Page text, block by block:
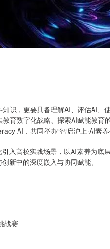
知识，更要具备理解AI、评估AI
育数字化战略、探索AI赋能教
AI，共同举办“智启沪上·AI素养
引入高校实践场景，以AI素养为
新中的深度嵌入与协同赋能。
战赛